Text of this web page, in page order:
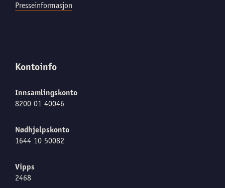
Presseinformasjon
Kontoinfo
Innsamlingskonto
8200 01 40046
Nødhjelpskonto
1644 10 50082
Vipps
2468